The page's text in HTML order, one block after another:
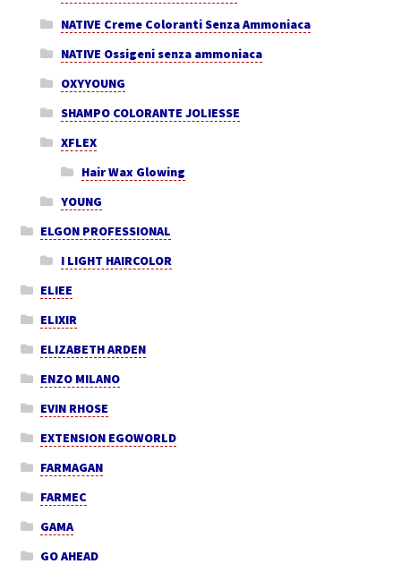
NATIVE Creme Coloranti Senza Ammoniaca
NATIVE Ossigeni senza ammoniaca
OXYYOUNG
SHAMPO COLORANTE JOLIESSE
XFLEX
Hair Wax Glowing
YOUNG
ELGON PROFESSIONAL
I LIGHT HAIRCOLOR
ELIEE
ELIXIR
ELIZABETH ARDEN
ENZO MILANO
EVIN RHOSE
EXTENSION EGOWORLD
FARMAGAN
FARMEC
GAMA
GO AHEAD